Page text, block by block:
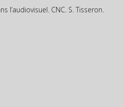
l’audiovisuel. CNC. S. Tisseron.